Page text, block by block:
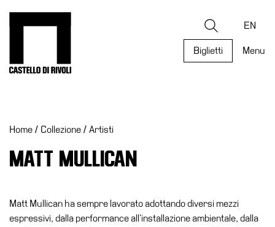
Ricerca EN
Biglietti Menu
Eventi
Archivi
del
Cosmo
Digitale
Home / Collezione / Artisti
MATT MULLICAN
Matt Mullican ha sempre lavorato adottando diversi mezzi
espressivi, dalla performance all’installazione ambientale, dalla